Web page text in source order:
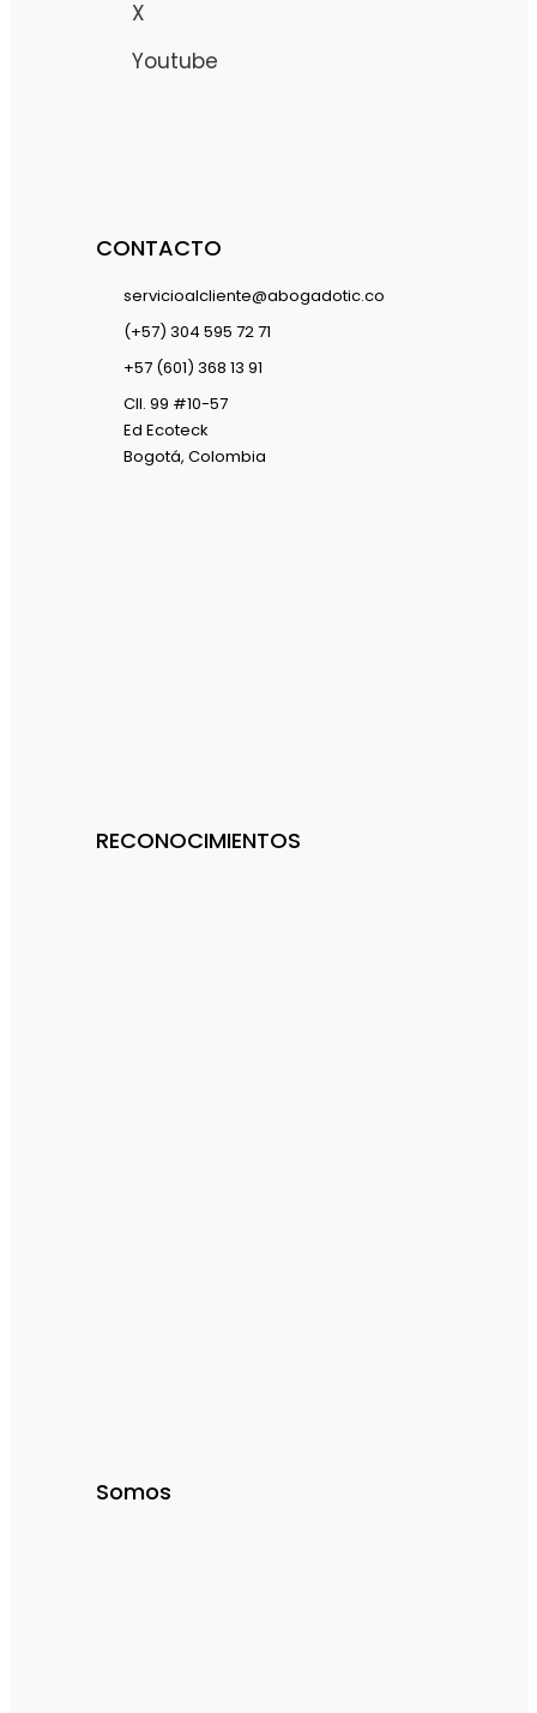
X
Youtube
CONTACTO
servicioalcliente@abogadotic.co
(+57) 304 595 72 71
+57 (601) 368 13 91
Cll. 99 #10-57
Ed Ecoteck
Bogotá, Colombia
RECONOCIMIENTOS
Somos